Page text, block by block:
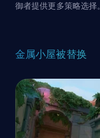
御者提供更多策略选择。
金属小屋被替换